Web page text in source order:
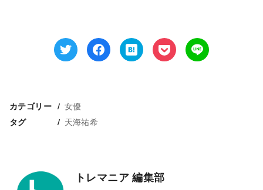
カテゴリー 女優
タグ 天海祐希
トレマニア 編集部